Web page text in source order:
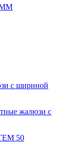
ММ
с шириной
жалюзи с
50